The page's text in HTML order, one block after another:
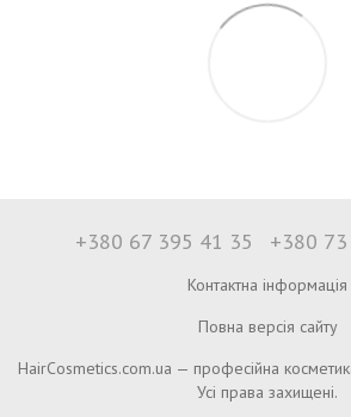
+380 67 395 41 35 +380
Контактна інформація
Повна версія сайту
HairCosmetics.com.ua — професійна
Усі права захищені.